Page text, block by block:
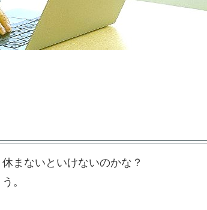
まないといけないのかな？
。